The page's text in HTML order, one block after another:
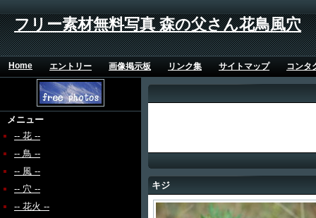
フリー素材無料写真 森の父さん花鳥風穴
Home エントリー 画像掲示板 リンク集 サイトマップ コンタ
メニュー
-- 花 --
-- 鳥 --
-- 風 --
-- 穴 --
-- 花火 --
キジ